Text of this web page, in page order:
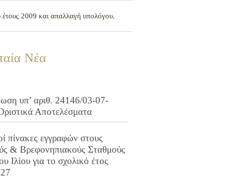
2009 και απαλλαγή υπολόγου.
Νέα
υπ’ αριθ. 24146/03-07-
Αποτελέσματα
πίνακες εγγραφών στους
& Βρεφονηπιακούς Σταθμούς
Ιλίου για το σχολικό έτος